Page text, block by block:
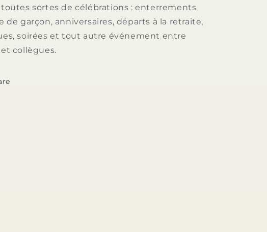
sortes de célébrations : enterrements
de garçon, anniversaires, départs à la retraite,
soirées et tout autre événement entre
collègues.